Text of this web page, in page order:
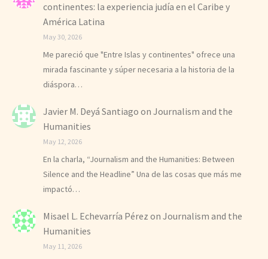
continentes: la experiencia judía en el Caribe y
América Latina
May 30, 2026
Me pareció que "Entre Islas y continentes" ofrece una
mirada fascinante y súper necesaria a la historia de la
diáspora…
Javier M. Deyá Santiago on Journalism and the
Humanities
May 12, 2026
En la charla, “Journalism and the Humanities: Between
Silence and the Headline” Una de las cosas que más me
impactó…
Misael L. Echevarría Pérez on Journalism and the
Humanities
May 11, 2026